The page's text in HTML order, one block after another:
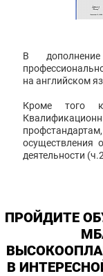
В
на английском
Кроме того
осуществления
деятельности
ПРОЙДИТЕ
В